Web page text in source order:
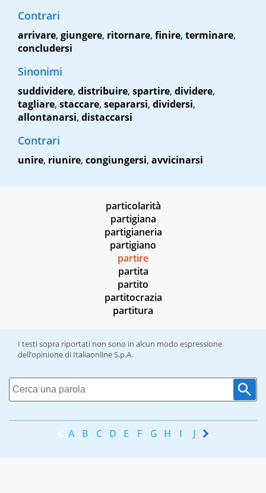
Contrari
arrivare, giungere, ritornare, finire, terminare,
concludersi
Sinonimi
suddividere, distribuire, spartire, dividere,
tagliare, staccare, separarsi, dividersi,
allontanarsi, distaccarsi
Contrari
unire, riunire, congiungersi, avvicinarsi
particolarità
partigiana
partigianeria
partigiano
partire
partita
partito
partitocrazia
partitura
I testi sopra riportati non sono in alcun modo espressione
dell’opinione di Italiaonline S.p.A.
A B C D E F G H I J K